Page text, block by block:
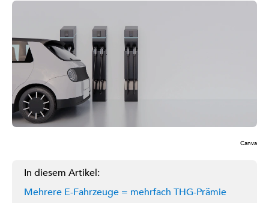
Canva
In diesem Artikel:
Mehrere E-Fahrzeuge = mehrfach THG-Prämie